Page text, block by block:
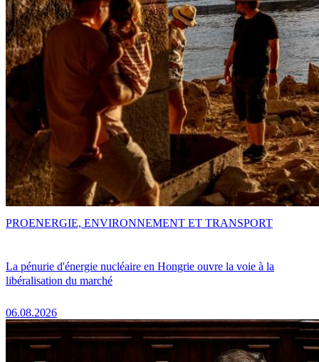
La pénurie d'énergie nucléaire en Hongrie ouvre la voie à la
libéralisation du marché
06.08.2026
PROENERGIE, ENVIRONNEMENT ET TRANSPORT